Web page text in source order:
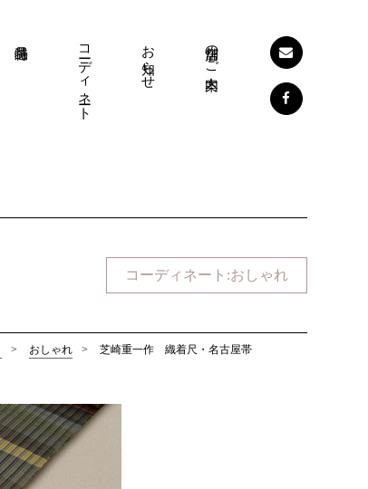
コーディネート お知らせ 店舗のご案内
コーディネート:おしゃれ
> おしゃれ > 芝崎重一作 織着尺・名古屋帯